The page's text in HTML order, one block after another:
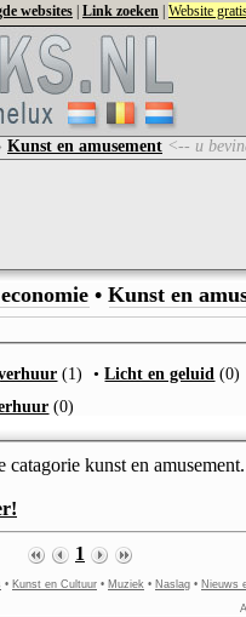
websites Link zoeken Website
Kunst en amusement <-- u
•Kunst en
(1) •Licht en geluid (0)
(0)
kunst en amusement.
1
• Kunst en Cultuur • Muziek • Naslag • Nieuws